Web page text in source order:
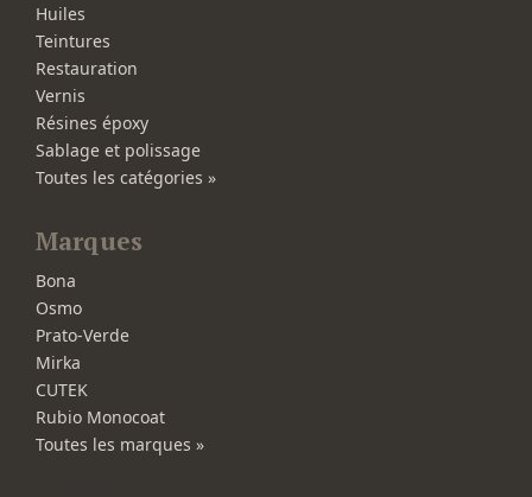
Huiles
Teintures
Restauration
Vernis
Résines époxy
Sablage et polissage
Toutes les catégories »
Marques
Bona
Osmo
Prato-Verde
Mirka
CUTEK
Rubio Monocoat
Toutes les marques »